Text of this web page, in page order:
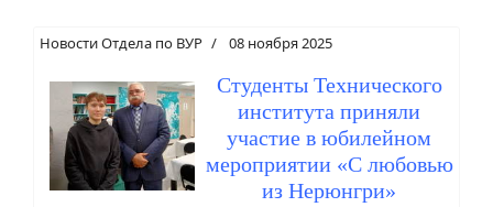
Новости Отдела по ВУР 08 ноября 2025
Студенты Технического
института приняли
участие в юбилейном
мероприятии «С любовью
из Нерюнгри»